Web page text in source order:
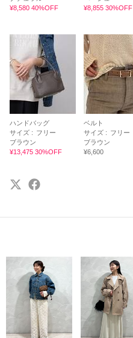
¥8,580 40%OFF
¥8,855 30%OFF
ハンドバッグ
サイズ : フリー
ブラウン
¥13,475 30%OFF
ベルト
サイズ : フリー
ブラウン
¥6,600